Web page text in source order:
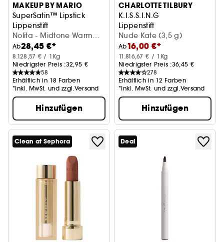
MAKEUP BY MARIO
SuperSatin™ Lipstick
Lippenstift
Nolita - Midtone Warm
Pink (3,5 g)
Ab28,45 €*
8.128,57 € / 1Kg
Niedrigster Preis :32,95 €
58
Erhältlich in 18 Farben
*Inkl. MwSt. und zzgl.Versand
Hinzufügen
CHARLOTTE TILBURY
K.I.S.S.I.N.G
Lippenstift
Nude Kate (3,5 g)
Ab16,00 €*
11.816,67 € / 1Kg
Niedrigster Preis :36,45 €
278
Erhältlich in 12 Farben
*Inkl. MwSt. und zzgl.Versand
Hinzufügen
Clean at Sephora Deal